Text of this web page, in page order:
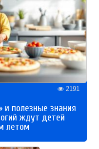
2191
и полезные знания
ждут детей
летом